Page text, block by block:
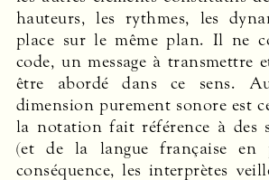
hauteurs, les rythmes, les
place sur le même plan. Il ne
code, un message à transmettre
être abordé dans ce sens.
dimension purement sonore est
la notation fait référence à des
(et de la langue française en
conséquence, les interprètes